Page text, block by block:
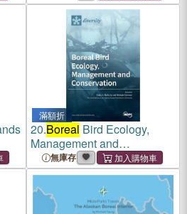
滿額折
20.Boreal Bird Ecology,
Management and
Conservation
無庫存